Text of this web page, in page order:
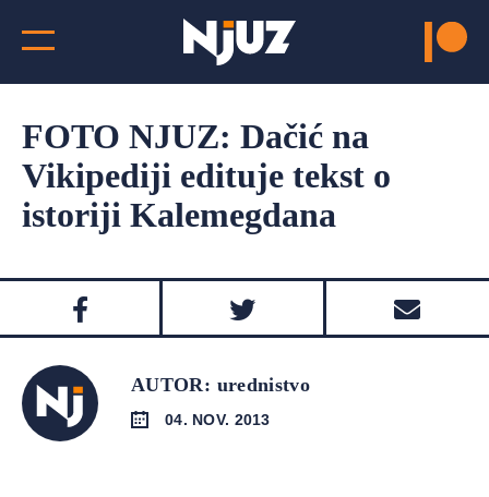
FOTO NJUZ: Dačić na
Vikipediji edituje tekst o
istoriji Kalemegdana
AUTOR: urednistvo
04. NOV. 2013